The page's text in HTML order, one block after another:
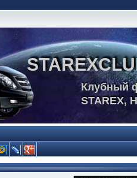
Клубный
STAREX,